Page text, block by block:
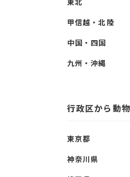
甲信越・北陸
中国・四国
九州・沖縄
行政区から動
東京都
神奈川県